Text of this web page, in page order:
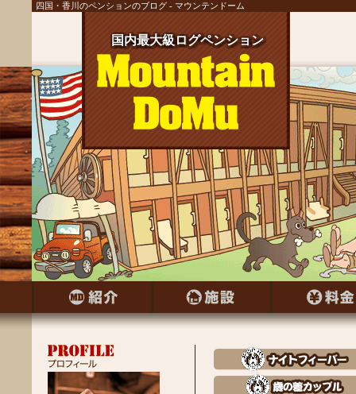
四国・香川のペンションのブログ - マウンテンドーム
国内最大級ログペンション
国内最大級ログペンション
国内最大級ログペンション
国内最大級ログペンション
国内最大級ログペンション
国内最大級ログペンション
国内最大級ログペンション
国内最大級ログペンション
国内最大級ログペンション
国内最大級ログペンション
国内最大級ログペンション
国内最大級ログペンション
国内最大級ログペンション
国内最大級ログペンション
国内最大級ログペンション
国内最大級ログペンション
国内最大級ログペンション
国内最大級ログペンション
国内最大級ログペンション
国内最大級ログペンション
国内最大級ログペンション
国内最大級ログペンション
国内最大級ログペンション
国内最大級ログペンション
国内最大級ログペンション